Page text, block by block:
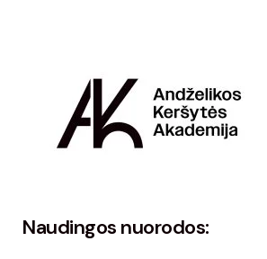
Naudingos nuorodos: